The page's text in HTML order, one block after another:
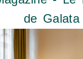
de Galata